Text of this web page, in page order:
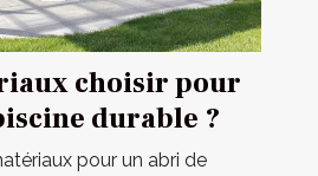
choisir pour
durable ?
pour un abri de